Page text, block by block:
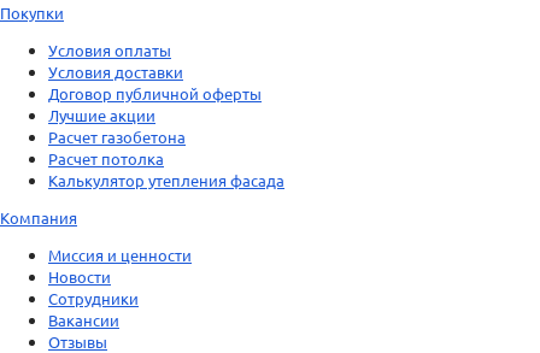
Покупки
Условия оплаты
Условия доставки
Договор публичной оферты
Лучшие акции
Расчет газобетона
Расчет потолка
Калькулятор утепления фасада
Компания
Миссия и ценности
Новости
Сотрудники
Вакансии
Отзывы